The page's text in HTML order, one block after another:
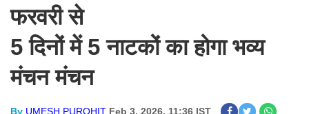
फरवरी से
5 दिनों में 5 नाटकों का होगा भव्य
मंचन मंचन
By UMESH PUROHIT Feb 3, 2026, 11:36 IST